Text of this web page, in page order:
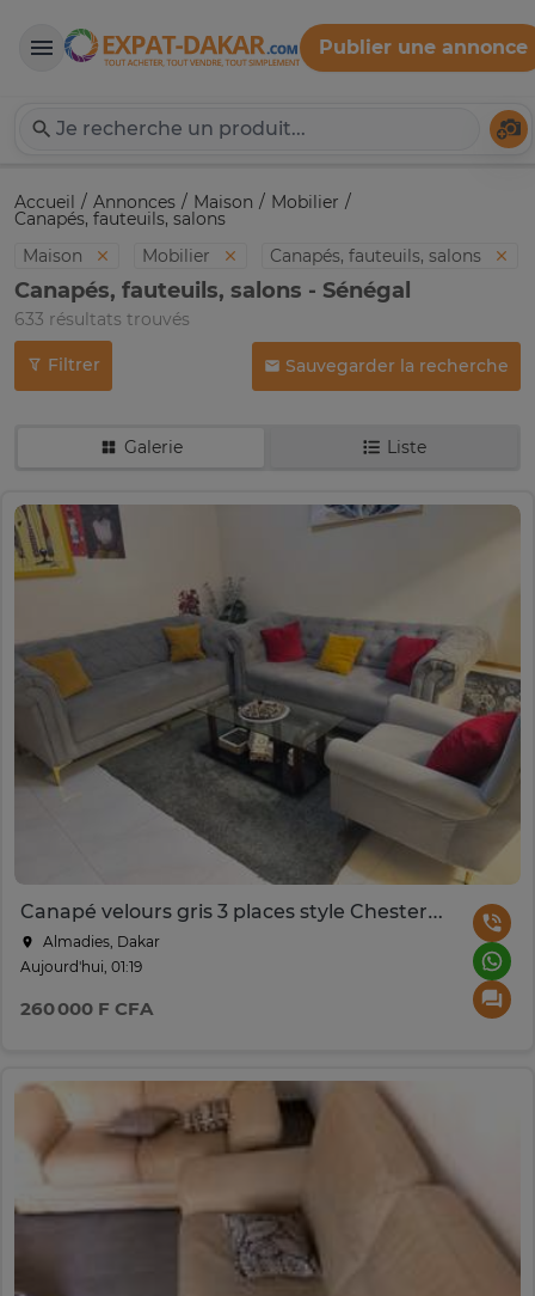
Expat-Dakar
Publier une annonce
Accueil Annonces Maison Mobilier
Canapés, fauteuils, salons
Maison
Mobilier Canapés, fauteuils, salons
Canapés, fauteuils, salons - Sénégal
633 résultats trouvés
Filtrer Sauvegarder la recherche
Galerie Liste
Canapé velours gris 3 places style Chesterfield
Almadies, Dakar
Aujourd'hui, 01:19
260 000 F CFA